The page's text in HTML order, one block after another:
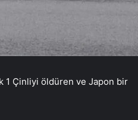
1 Çinliyi öldüren ve Japon bir